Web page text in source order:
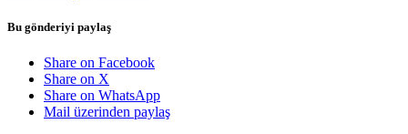
Bu gönderiyi paylaş
Share on Facebook
Share on X
Share on WhatsApp
Mail üzerinden paylaş